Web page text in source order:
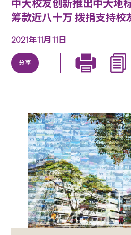
中大校友创新推出中大地
筹款近八十万 拨捐支持校
2021年11月11日
分享